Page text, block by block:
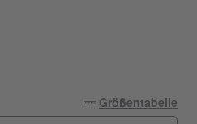
Größentabelle